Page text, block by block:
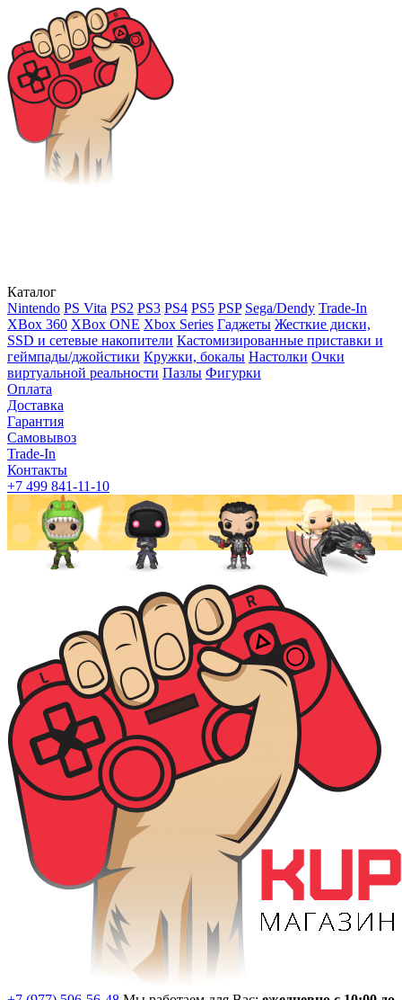
Каталог
Nintendo PS Vita PS2 PS3 PS4 PS5 PSP Sega/Dendy Trade-In
XBox 360 XBox ONE Xbox Series Гаджеты Жесткие диски,
SSD и сетевые накопители Кастомизированные приставки и
геймпады/джойстики Кружки, бокалы Настолки Очки
виртуальной реальности Пазлы Фигурки
Оплата
Доставка
Гарантия
Самовывоз
Trade-In
Контакты
+7 499 841-11-10